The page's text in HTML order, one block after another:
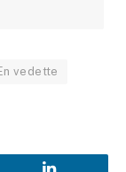
vedette